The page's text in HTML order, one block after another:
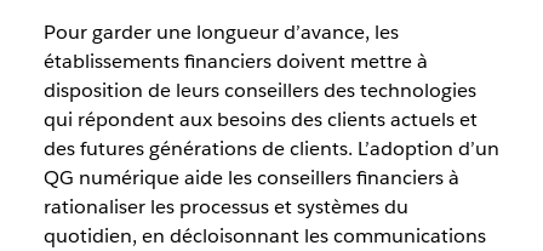
Pour garder une longueur d’avance, les
établissements financiers doivent mettre à
disposition de leurs conseillers des technologies
qui répondent aux besoins des clients actuels et
des futures générations de clients. L’adoption d’un
QG numérique aide les conseillers financiers à
rationaliser les processus et systèmes du
quotidien, en décloisonnant les communications